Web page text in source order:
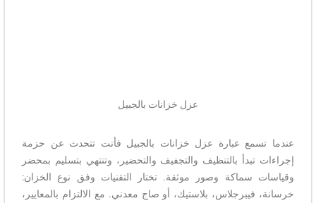
عزل خزانات بالجبيل
عندما تسمع عبارة عزل خزانات بالجبيل فأنت تتحدث عن حزمة
إجراءات تبدأ بالتنظيف والتجفيف والتحضير، وتنتهي بتسليم بمحضر
وقياسات سماكة وصور موثقة. تختار التقنيات وفق نوع الخزان:
خرسانة، فيبرجلاس، بلاستيك، أو صاج معدني. مع الالتزام بالمعايير،